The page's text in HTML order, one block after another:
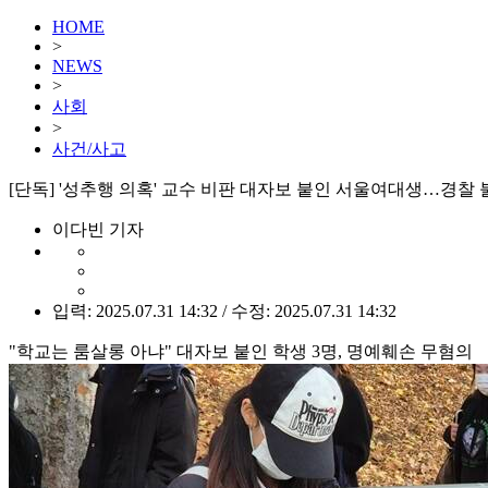
HOME
>
NEWS
>
사회
>
사건/사고
[단독] '성추행 의혹' 교수 비판 대자보 붙인 서울여대생…경찰
이다빈 기자
입력: 2025.07.31 14:32 / 수정: 2025.07.31 14:32
"학교는 룸살롱 아냐" 대자보 붙인 학생 3명, 명예훼손 무혐의